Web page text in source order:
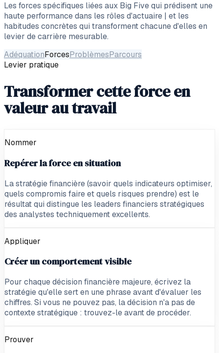
Les forces spécifiques liées aux Big Five qui prédisent une
haute performance dans les rôles d'actuaire | et les
habitudes concrètes qui transforment chacune d'elles en
levier de carrière mesurable.
AdéquationForcesProblèmesParcours
Levier pratique
Transformer cette force en
valeur au travail
Nommer
Repérer la force en situation
La stratégie financière (savoir quels indicateurs optimiser,
quels compromis faire et quels risques prendre) est le
résultat qui distingue les leaders financiers stratégiques
des analystes techniquement excellents.
Appliquer
Créer un comportement visible
Pour chaque décision financière majeure, écrivez la
stratégie qu'elle sert en une phrase avant d'évaluer les
chiffres. Si vous ne pouvez pas, la décision n'a pas de
contexte stratégique : trouvez-le avant de procéder.
Prouver